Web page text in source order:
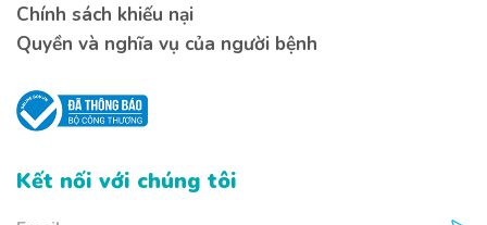
Chính sách khiếu nại
Quyền và nghĩa vụ của người bệnh
Kết nối với chúng tôi